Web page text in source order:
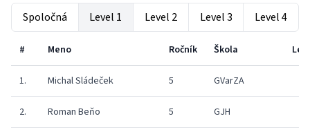
Spoločná Level 1 Level 2 Level 3 Level 4
# Meno Ročník Škola
1. Michal Sládeček 5 GVarZA
2. Roman Beňo 5 GJH